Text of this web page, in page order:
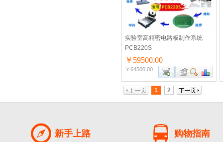
实验室高精密电路板制作系统
PCB220S
￥59500.00
￥64500.00
1 2
新手上路 购物指南